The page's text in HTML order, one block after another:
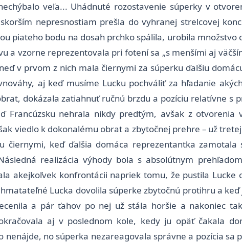
veľa... Uhádnuté rozostavenie súperky v
nepresnostiam prešla do vyhranej strelcovej
piateho bodu na dosah prchko spálila, urobila
a vzorne reprezentovala pri fotení sa „s menšími aj
v prvom z nich mala čiernymi za súperku ďalšiu
aj keď musíme Lucku pochváliť za hľadanie
dokázala zatiahnuť ručnú brzdu a pozíciu relatívne s
Francúzsku nehrala nikdy predtým, avšak z otvorenia
viedlo k dokonalému obrat a zbytočnej prehre – už
čiernymi, keď ďalšia domáca reprezentantka
realizácia výhody bola s absolútnym
akejkoľvek konfrontácii napriek tomu, že pustila
Lucka dovolila súperke zbytočnú protihru a
a pár ťahov po nej už stála horšie a nakoniec
aj v poslednom kole, kedy ju opäť čakala
nenájde, no súperka nezareagovala správne a pozícia